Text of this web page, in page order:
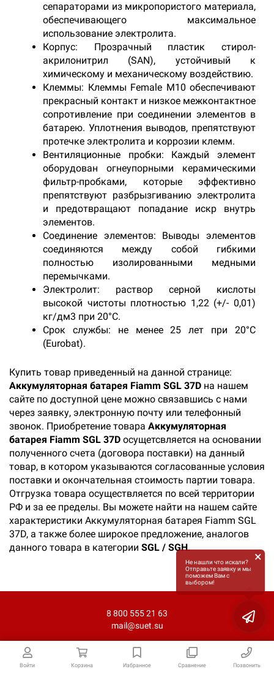
Войти Корзина Избранное Сравнение Позвонить
сепараторами из микропористого материала,
обеспечивающего максимальное
использование электролита.
Корпус: Прозрачный пластик стирол-
акрилонитрил (SAN), устойчивый к
химическому и механическому воздействию.
Клеммы: Клеммы Female М10 обеспечивают
прекрасный контакт и низкое межконтактное
сопротивление при соединении элементов в
батарею. Уплотнения выводов, препятствуют
протечке электролита и коррозии клемм.
Вентиляционные пробки: Каждый элемент
оборудован огнеупорными керамическими
фильтр-пробками, которые эффективно
препятствуют разбрызгиванию электролита
и предотвращают попадание искр внутрь
элементов.
Соединение элементов: Выводы элементов
соединяются между собой гибкими
полностью изолированными медными
перемычками.
Электролит: раствор серной кислоты
высокой чистоты плотностью 1,22 (+/- 0,01)
кг/дм3 при 20°С.
Срок службы: не менее 25 лет при 20°C
(Eurobat).
Купить товар приведенный на данной странице:
Аккумуляторная батарея Fiamm SGL 37D на нашем
сайте по доступной цене можно связавшись с нами
через заявку, электронную почту или телефонный
звонок. Приобретение товара Аккумуляторная
батарея Fiamm SGL 37D осущетсвляется на основании
полученного счета (договора поставки) на данный
товар, в котором указываются согласованные условия
поставки и окончательная стоимость партии товара.
Отгрузка товара осуществляется по всей территории
РФ и за ее пределы. Вы можете найти на нашем сайте
характеристики Аккумуляторная батарея Fiamm SGL
37D, а также более широкое предложение, аналогов
данного товара в категории SGL / SGH.
8 800 555 21 63
mail@suet.su
Не нашли что искали?
Отправьте заявку и мы
поможем Вам с
выбором!
×